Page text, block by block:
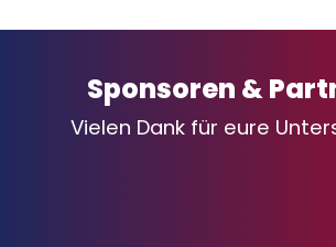
Sponsoren &
Vielen Dank für eure